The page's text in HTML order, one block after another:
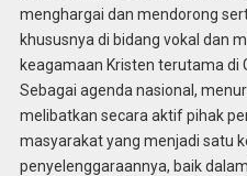
menghargai dan mendorong
khususnya di bidang vokal dan
keagamaan Kristen terutama di
Sebagai agenda nasional,
melibatkan secara aktif pihak
masyarakat yang menjadi satu
penyelenggaraannya, baik